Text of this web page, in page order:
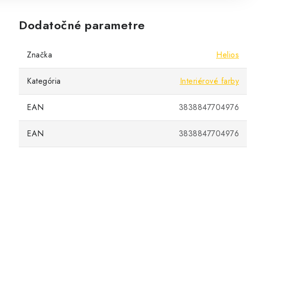
Dodatočné parametre
Značka Helios
Kategória Interiérové farby
EAN 3838847704976
EAN 3838847704976